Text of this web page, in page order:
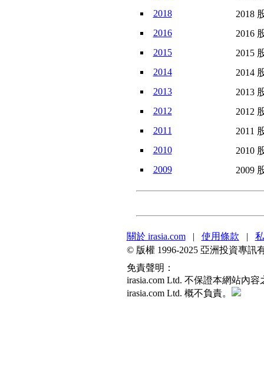
2018
2018
2016
2016
2015
2015
2014
2014
2013
2013
2012
2012
2011
2011
2010
2010
2009
2009
關於 irasia.com| 使用條款 |
© 版權 1996-2025 亞洲投資專訊
免責聲明：
irasia.com Ltd. 不保證本網站內
irasia.com Ltd. 概不負責。